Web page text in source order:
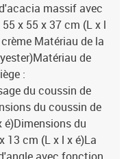
massif avec
x 55 x 37 cm (L x l
Matériau de la
de
:
du coussin de
du coussin de
é)Dimensions du
13 cm (L x l x é)La